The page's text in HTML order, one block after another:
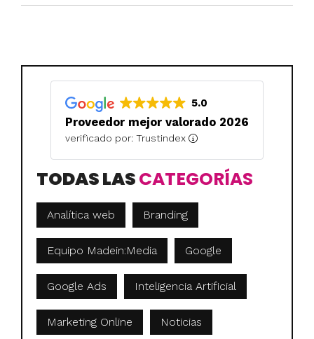
5.0
Proveedor mejor valorado 2026
verificado por: Trustindex
TODAS LASCATEGORÍAS
Analítica web Branding
Equipo Madein:Media Google
Google Ads Inteligencia Artificial
Marketing Online Noticias